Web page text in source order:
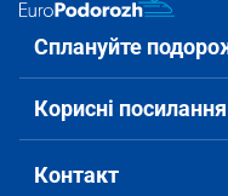
Сплануйте
Корисні посилання
Контакт